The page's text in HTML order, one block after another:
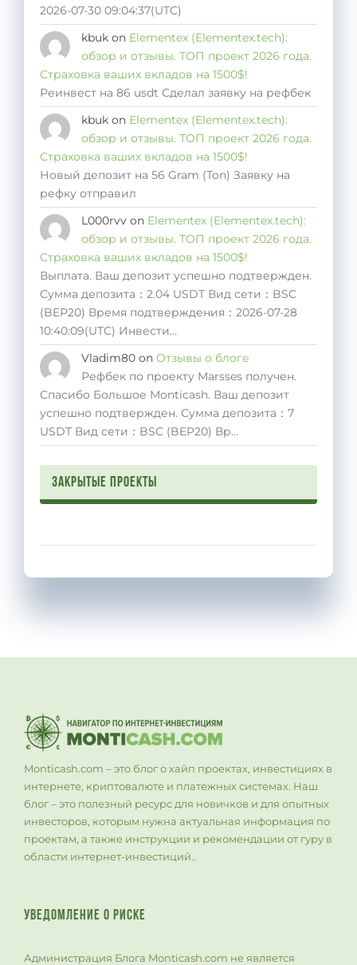
2026-07-30 09:04:37(UTC)
kbuk on Elementex (Elementex.tech):
обзор и отзывы. ТОП проект 2026 года.
Страховка ваших вкладов на 1500$!
Реинвест на 86 usdt Сделал заявку на рефбек
kbuk on Elementex (Elementex.tech):
обзор и отзывы. ТОП проект 2026 года.
Страховка ваших вкладов на 1500$!
Новый депозит на 56 Gram (Ton) Заявку на
рефку отправил
L000rvv on Elementex (Elementex.tech):
обзор и отзывы. ТОП проект 2026 года.
Страховка ваших вкладов на 1500$!
Выплата. Ваш депозит успешно подтвержден.
Сумма депозита：2.04 USDT Вид сети：BSC
(BEP20) Время подтверждения：2026-07-28
10:40:09(UTC) Инвести…
Vladim80 on Отзывы о блоге
Рефбек по проекту Marsses получен.
Спасибо Большое Monticash. Ваш депозит
успешно подтвержден. Сумма депозита：7
USDT Вид сети：BSC (BEP20) Вр…
Закрытые проекты
Monticash.com – это блог о хайп проектах, инвестициях в
интернете, криптовалюте и платежных системах. Наш
блог – это полезный ресурс для новичков и для опытных
инвесторов, которым нужна актуальная информация по
проектам, а также инструкции и рекомендации от гуру в
области интернет-инвестиций..
УВЕДОМЛЕНИЕ О РИСКЕ
Администрация Блога Monticash.com не является